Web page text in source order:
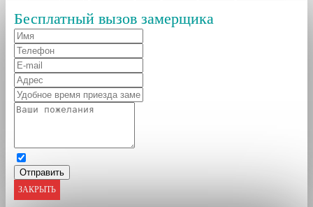
Бесплатный вызов замерщика
ЗАКРЫТЬ